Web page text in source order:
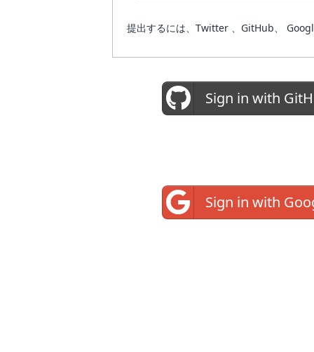
提出するには、Twitter 、GitHub、
Sign in with
Sign in with